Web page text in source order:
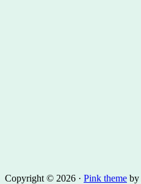
Copyright © 2026 · Pink theme by